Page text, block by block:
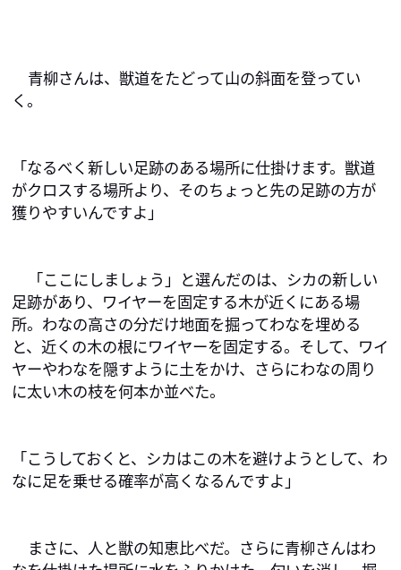
青柳さんは、獣道をたどって山の斜面を登ってい
く。
「なるべく新しい足跡のある場所に仕掛けます。獣道
がクロスする場所より、そのちょっと先の足跡の方が
獲りやすいんですよ」
「ここにしましょう」と選んだのは、シカの新しい
足跡があり、ワイヤーを固定する木が近くにある場
所。わなの高さの分だけ地面を掘ってわなを埋める
と、近くの木の根にワイヤーを固定する。そして、ワイ
ヤーやわなを隠すように土をかけ、さらにわなの周り
に太い木の枝を何本か並べた。
「こうしておくと、シカはこの木を避けようとして、わ
なに足を乗せる確率が高くなるんですよ」
まさに、人と獣の知恵比べだ。さらに青柳さんはわ